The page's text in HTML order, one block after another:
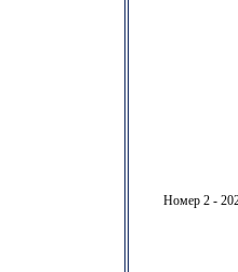
Номер 2 -